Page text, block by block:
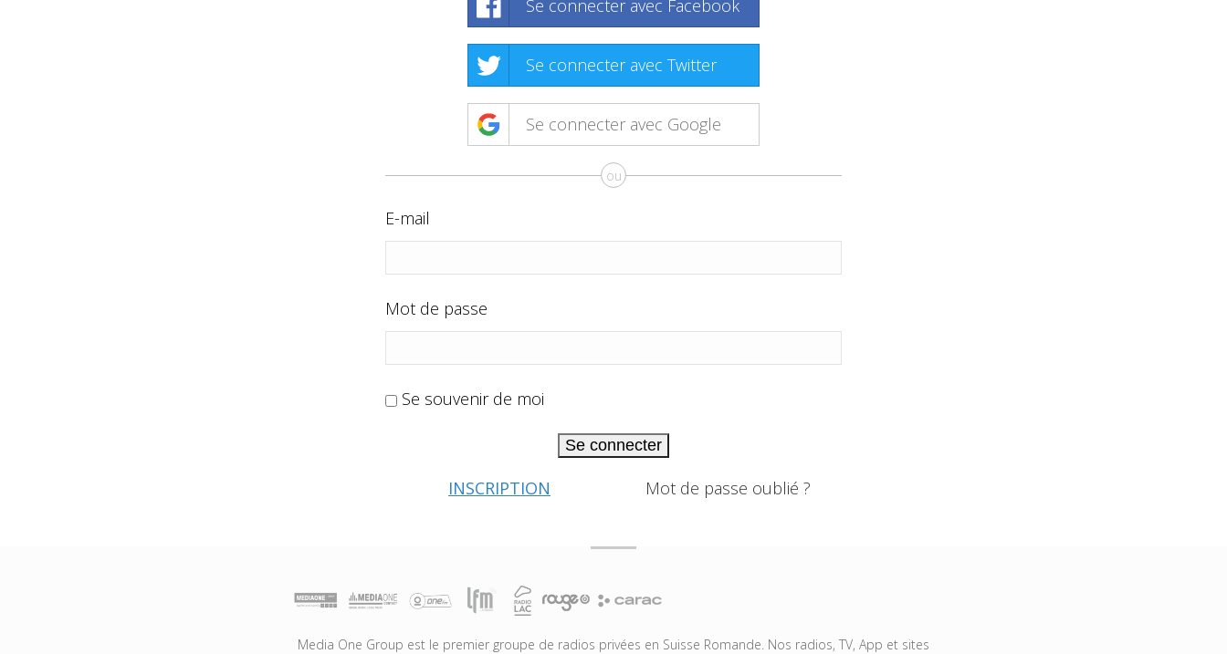
Se connecter avec Facebook
Se connecter avec Twitter
Se connecter avec Google
ou
E-mail
Mot de passe
Se souvenir de moi
Se connecter
INSCRIPTION Mot de passe oublié ?
Media One Group est le premier groupe de radios privées en Suisse Romande. Nos radios, TV, App et sites